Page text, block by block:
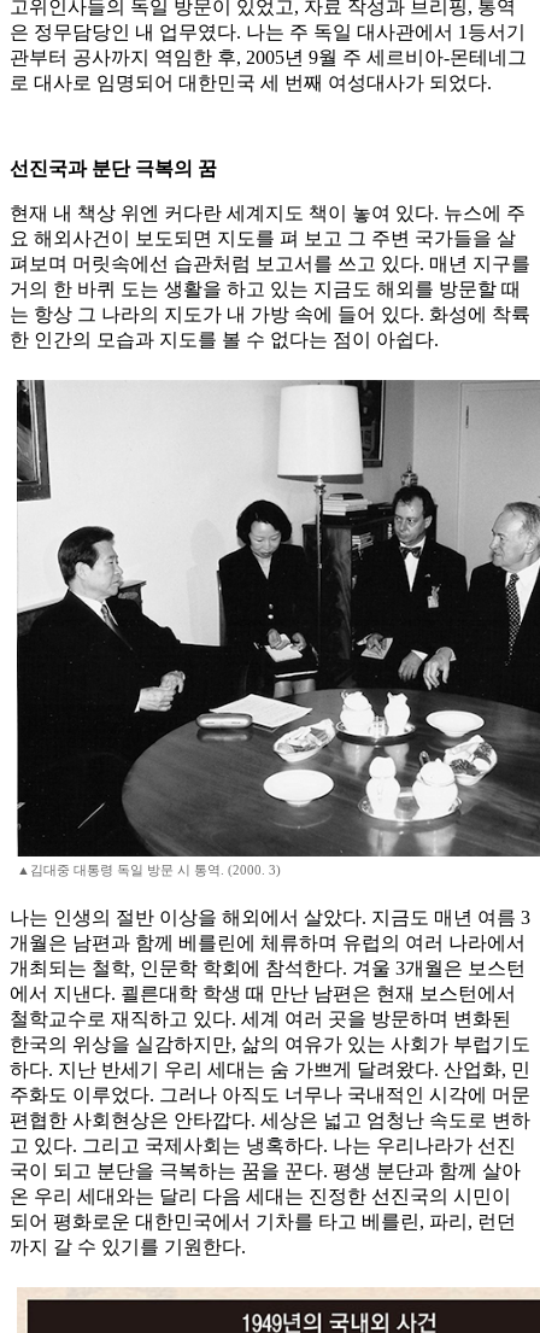
고위인사들의 독일 방문이 있었고, 자료 작성과 브리핑, 통역
은 정무담당인 내 업무였다. 나는 주 독일 대사관에서 1등서기
관부터 공사까지 역임한 후, 2005년 9월 주 세르비아-몬테네그
로 대사로 임명되어 대한민국 세 번째 여성대사가 되었다.
선진국과 분단 극복의 꿈
현재 내 책상 위엔 커다란 세계지도 책이 놓여 있다. 뉴스에 주
요 해외사건이 보도되면 지도를 펴 보고 그 주변 국가들을 살
펴보며 머릿속에선 습관처럼 보고서를 쓰고 있다. 매년 지구를
거의 한 바퀴 도는 생활을 하고 있는 지금도 해외를 방문할 때
는 항상 그 나라의 지도가 내 가방 속에 들어 있다. 화성에 착륙
한 인간의 모습과 지도를 볼 수 없다는 점이 아쉽다.
▲김대중 대통령 독일 방문 시 통역. (2000. 3)
나는 인생의 절반 이상을 해외에서 살았다. 지금도 매년 여름 3
개월은 남편과 함께 베를린에 체류하며 유럽의 여러 나라에서
개최되는 철학, 인문학 학회에 참석한다. 겨울 3개월은 보스턴
에서 지낸다. 쾰른대학 학생 때 만난 남편은 현재 보스턴에서
철학교수로 재직하고 있다. 세계 여러 곳을 방문하며 변화된
한국의 위상을 실감하지만, 삶의 여유가 있는 사회가 부럽기도
하다. 지난 반세기 우리 세대는 숨 가쁘게 달려왔다. 산업화, 민
주화도 이루었다. 그러나 아직도 너무나 국내적인 시각에 머문
편협한 사회현상은 안타깝다. 세상은 넓고 엄청난 속도로 변하
고 있다. 그리고 국제사회는 냉혹하다. 나는 우리나라가 선진
국이 되고 분단을 극복하는 꿈을 꾼다. 평생 분단과 함께 살아
온 우리 세대와는 달리 다음 세대는 진정한 선진국의 시민이
되어 평화로운 대한민국에서 기차를 타고 베를린, 파리, 런던
까지 갈 수 있기를 기원한다.